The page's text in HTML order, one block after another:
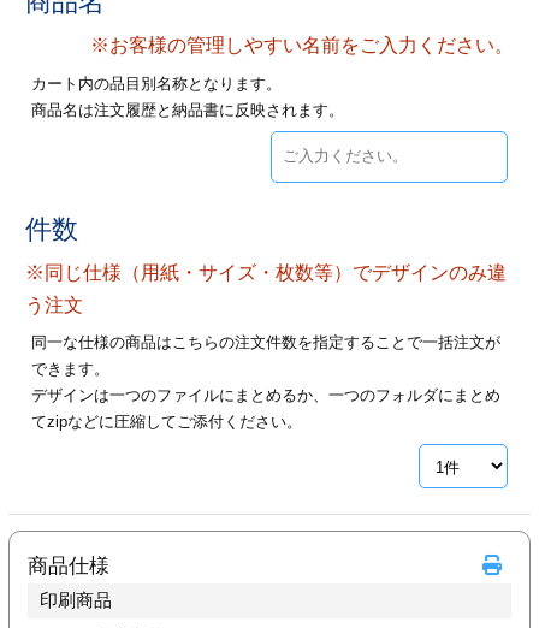
イズ
ー印刷
刷
印刷
フォルダー
ファイル印刷
印刷
印刷
刷
名刺印刷
印刷
ムカード印刷
カード印刷
フォルダー
21
22
30
・・休業日
※お客様の管理しやすい名前をご入力ください。
カート内の品目別名称となります。
商品名は注文履歴と納品書に反映されます。
件数
※同じ仕様（用紙・サイズ・枚数等）でデザインのみ違
う注文
同一な仕様の商品はこちらの注文件数を指定することで一括注文が
できます。
デザインは一つのファイルにまとめるか、一つのフォルダにまとめ
てzipなどに圧縮してご添付ください。
商品仕様
印刷商品